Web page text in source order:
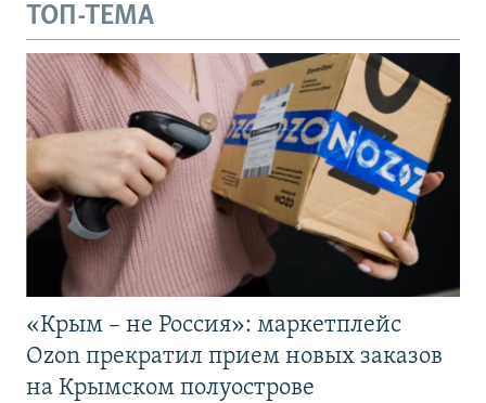
ТОП-ТЕМА
«Крым – не Россия»: маркетплейс
Ozon прекратил прием новых заказов
на Крымском полуострове